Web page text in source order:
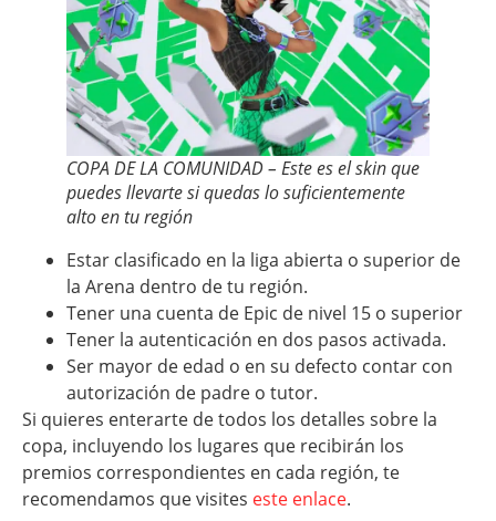
COPA DE LA COMUNIDAD – Este es el skin que
puedes llevarte si quedas lo suficientemente
alto en tu región
Estar clasificado en la liga abierta o superior de
la Arena dentro de tu región.
Tener una cuenta de Epic de nivel 15 o superior
Tener la autenticación en dos pasos activada.
Ser mayor de edad o en su defecto contar con
autorización de padre o tutor.
Si quieres enterarte de todos los detalles sobre la
copa, incluyendo los lugares que recibirán los
premios correspondientes en cada región, te
recomendamos que visites este enlace.